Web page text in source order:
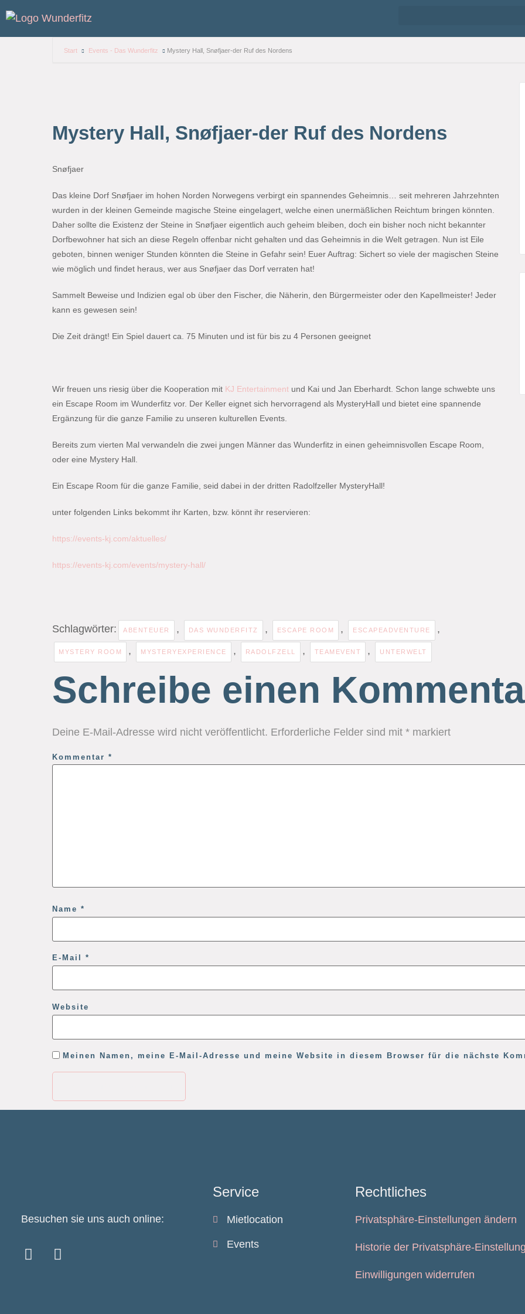
Start Events - Das Wunderfitz Mystery Hall, Snøfjaer-der Ruf des Nordens
Mystery Hall, Snøfjaer-der Ruf des Nordens
Snøfjaer
Das kleine Dorf Snøfjaer im hohen Norden Norwegens verbirgt ein spannendes Geheimnis… seit mehreren Jahrzehnten
wurden in der kleinen Gemeinde magische Steine eingelagert, welche einen unermäßlichen Reichtum bringen könnten.
Daher sollte die Existenz der Steine in Snøfjaer eigentlich auch geheim bleiben, doch ein bisher noch nicht bekannter
Dorfbewohner hat sich an diese Regeln offenbar nicht gehalten und das Geheimnis in die Welt getragen. Nun ist Eile
geboten, binnen weniger Stunden könnten die Steine in Gefahr sein! Euer Auftrag: Sichert so viele der magischen Steine
wie möglich und findet heraus, wer aus Snøfjaer das Dorf verraten hat!
Sammelt Beweise und Indizien egal ob über den Fischer, die Näherin, den Bürgermeister oder den Kapellmeister! Jeder
kann es gewesen sein!
Die Zeit drängt! Ein Spiel dauert ca. 75 Minuten und ist für bis zu 4 Personen geeignet
Wir freuen uns riesig über die Kooperation mit KJ Entertainment und Kai und Jan Eberhardt. Schon lange schwebte uns
ein Escape Room im Wunderfitz vor. Der Keller eignet sich hervorragend als MysteryHall und bietet eine spannende
Ergänzung für die ganze Familie zu unseren kulturellen Events.
Bereits zum vierten Mal verwandeln die zwei jungen Männer das Wunderfitz in einen geheimnisvollen Escape Room,
oder eine Mystery Hall.
Ein Escape Room für die ganze Familie, seid dabei in der dritten Radolfzeller MysteryHall!
unter folgenden Links bekommt ihr Karten, bzw. könnt ihr reservieren:
https://events-kj.com/aktuelles/
https://events-kj.com/events/mystery-hall/
Schlagwörter: ABENTEUER , DAS WUNDERFITZ , ESCAPE ROOM , ESCAPEADVENTURE ,
MYSTERY ROOM , MYSTERYEXPERIENCE , RADOLFZELL , TEAMEVENT , UNTERWELT
Schreibe einen
Deine E-Mail-Adresse wird nicht veröffentlicht. Erforderliche Felder sind mit * markiert
Kommentar *
Name *
E-Mail *
Website
Meinen Namen, meine E-Mail-Adresse und meine Website in diesem Browser für die nächste
Besuchen sie uns auch online:
Service
Mietlocation
Events
Rechtliches
Privatsphäre-Einstellungen ändern
Historie der Privatsphäre-
Einwilligungen widerrufen